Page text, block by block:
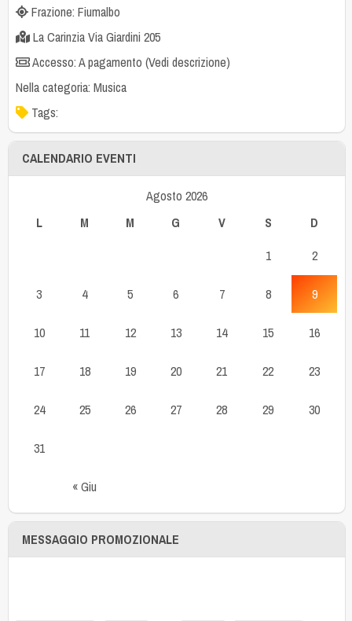
Frazione: Fiumalbo
La Carinzia Via Giardini 205
Accesso: A pagamento (Vedi descrizione)
Nella categoria: Musica
Tags:
CALENDARIO EVENTI
Agosto 2026
L
M M G V S D
« Giu
1 2
3 4 5 6 7 8 9
10 11 12 13 14 15 16
17 18 19 20 21 22 23
24 25 26 27 28 29 30
31
MESSAGGIO PROMOZIONALE